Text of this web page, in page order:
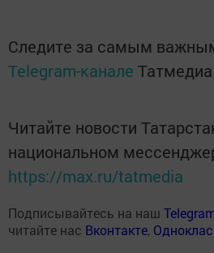
Следите за самым
Telegram-канале Татмедиа
Читайте новости
национальном
https://max.ru/tatmedia
Подписывайтесь на наш
читайте нас Вконтакте,